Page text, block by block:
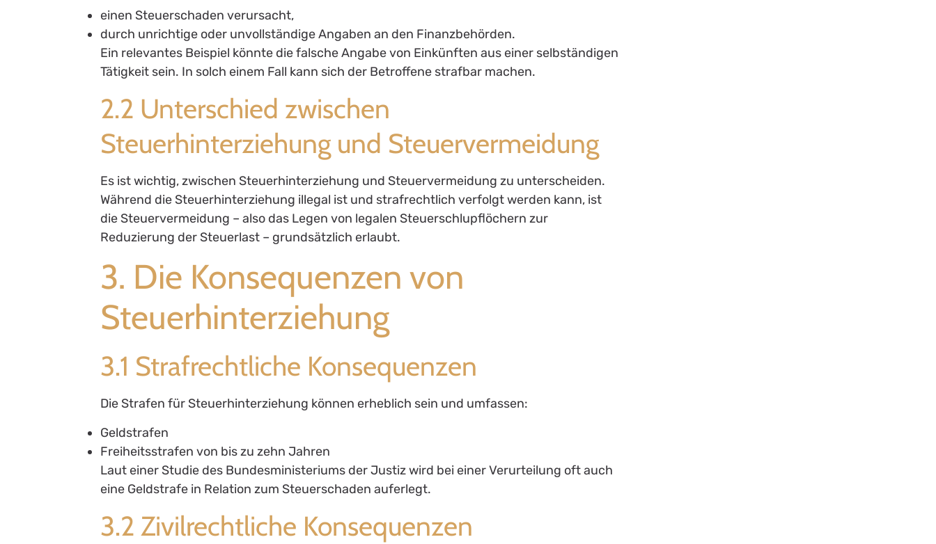
einen Steuerschaden verursacht,
durch unrichtige oder unvollständige Angaben an den Finanzbehörden.
Ein relevantes Beispiel könnte die falsche Angabe von Einkünften aus einer selbständigen
Tätigkeit sein. In solch einem Fall kann sich der Betroffene strafbar machen.
2.2 Unterschied zwischen
Steuerhinterziehung und Steuervermeidung
Es ist wichtig, zwischen Steuerhinterziehung und Steuervermeidung zu unterscheiden.
Während die Steuerhinterziehung illegal ist und strafrechtlich verfolgt werden kann, ist
die Steuervermeidung – also das Legen von legalen Steuerschlupflöchern zur
Reduzierung der Steuerlast – grundsätzlich erlaubt.
3. Die Konsequenzen von
Steuerhinterziehung
3.1 Strafrechtliche Konsequenzen
Die Strafen für Steuerhinterziehung können erheblich sein und umfassen:
Geldstrafen
Freiheitsstrafen von bis zu zehn Jahren
Laut einer Studie des Bundesministeriums der Justiz wird bei einer Verurteilung oft auch
eine Geldstrafe in Relation zum Steuerschaden auferlegt.
3.2 Zivilrechtliche Konsequenzen